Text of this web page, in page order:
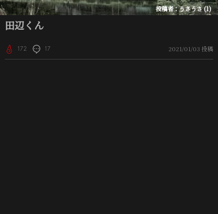
投稿者：うさうさ (1)
田辺くん
172 17 2021/01/03 投稿